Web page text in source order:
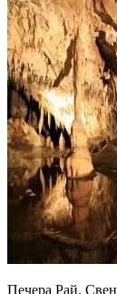
Печера Рай.